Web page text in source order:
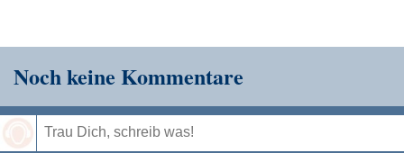
Noch keine Kommentare